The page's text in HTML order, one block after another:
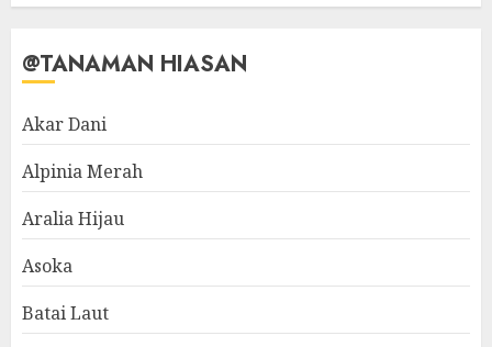
@TANAMAN HIASAN
Akar Dani
Alpinia Merah
Aralia Hijau
Asoka
Batai Laut